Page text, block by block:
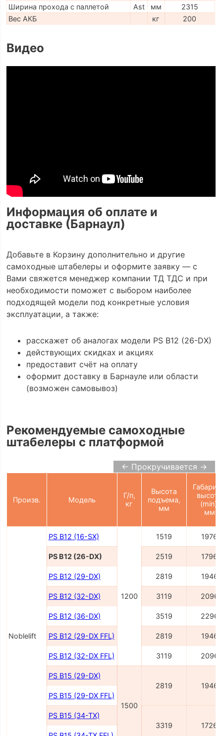
Ширина прохода с паллетой
Ast мм
2315
Вес АКБ
кг 200
Видео
Информация об оплате и
доставке (Барнаул)
Добавьте в Корзину дополнительно и другие
самоходные штабелеры и оформите заявку — с
Вами свяжется менеджер компании ТД ТДС и при
необходимости поможет с выбором наиболее
подходящей модели под конкретные условия
эксплуатации, а также:
расскажет об аналогах модели PS B12 (26-DX)
действующих скидках и акциях
предоставит счёт на оплату
оформит доставку в Барнауле или области
(возможен самовывоз)
Рекомендуемые самоходные
штабелеры с платформой
← Прокручивается →
Произв. Модель
Г/п,
кг
Высота
подъема,
мм
высота
(min),
мм
Noblelift
PS B12 (16-SX)
1200
1519 1976
PS B12 (26-DX) 2519 1796
PS B12 (29-DX) 2819 1946
PS B12 (32-DX) 3119 2096
PS B12 (36-DX) 3519 2296
PS B12 (29-DX FFL) 2819 1946
PS B12 (32-DX FFL) 3119 2096
PS B15 (29-DX)
1500
2819
1946
PS B15 (29-DX FFL)
PS B15 (34-TX)
3319
1726